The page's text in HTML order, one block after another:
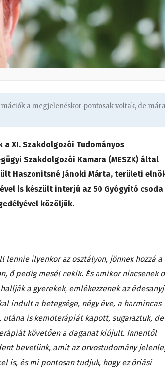
a megjelenéskor pontosak voltak, de mára
XI. Szakdolgozói Tudományos
Szakdolgozói Kamara (MESZK) által
Haszonitsné Jánoki Márta, területi
is készült interjú az 50 Gyógyító csoda
közöljük.
ilyenkor az osztályon, jönnek hozzá a
ő pedig mesél nekik. És amikor nincsenek
a gyerekek, emlékezzenek az
indult a betegsége, négy éve, a harmincas
is kemoterápiát kapott, sugaraztuk, de
követően a daganat kiújult. Innentől
bevetünk, amit az orvostudomány
is, és mi pontosan tudjuk, hogy ez óriási